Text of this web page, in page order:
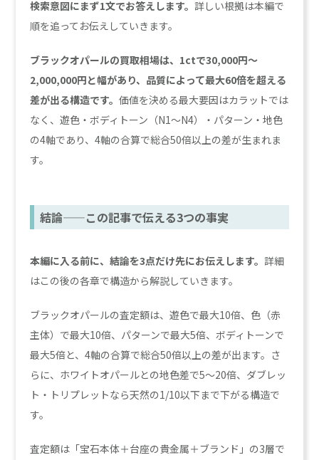
検索意図にまず1文でお答えします。 詳しい根拠は本編で
順を追ってお伝えしていきます。
ブラックオパールの買取相場は、1ctで30,000円〜
2,000,000円と幅があり、品質によって最大60倍を超える
差が出る構造です。価値を決める最大要因はカラットでは
なく、遊色・ボディトーン（N1〜N4）・パターン・地色
の4軸であり、4軸の合算で総合50倍以上の差が生まれま
す。
結論——この記事で伝える3つの事実
本編に入る前に、結論を3点だけ先にお伝えします。 詳細
はこの後の各章で構造から解説していきます。
ブラックオパールの査定額は、遊色で最大10倍、色（赤
主体）で最大10倍、パターンで最大5倍、ボディトーンで
最大5倍と、4軸の合算で総合50倍以上の差が出ます。さ
らに、ホワイトオパールとの地色差で5〜20倍、ダブレッ
ト・トリプレットなら天然の1/10以下まで下がる構造で
す。
査定額は「宝石本体＋台座の貴金属＋ブランド」の3層で